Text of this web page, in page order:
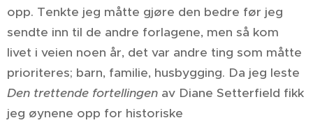
opp. Tenkte jeg måtte gjøre den bedre før jeg
sendte inn til de andre forlagene, men så kom
livet i veien noen år, det var andre ting som måtte
prioriteres; barn, familie, husbygging. Da jeg leste
Den trettende fortellingen av Diane Setterfield fikk
jeg øynene opp for historiske